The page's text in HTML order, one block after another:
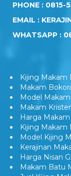
PHONE : 0815-
EMAIL :
WHATSAPP :
Kijing Makam
Makam
Model
Makam
Harga
Kijing Makam
Model Kijing
Kerajinan
Harga Nisan
Makam Batu